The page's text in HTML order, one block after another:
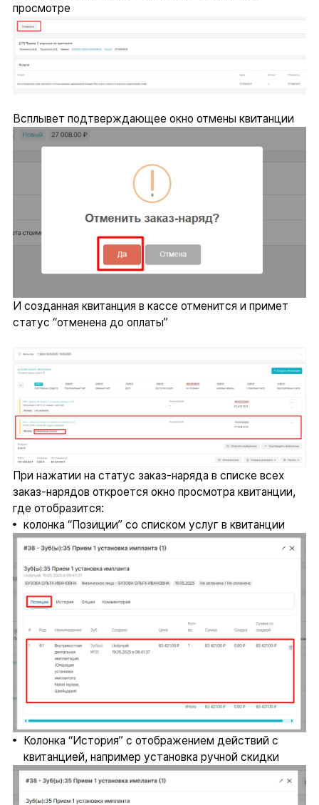
просмотре
Всплывет подтверждающее окно отмены квитанции
И созданная квитанция в кассе отменится и примет
статус “отменена до оплаты”
При нажатии на статус заказ-наряда в списке всех
заказ-нарядов откроется окно просмотра квитанции,
где отобразится:
колонка “Позиции” со списком услуг в квитанции
Колонка “История” с отображением действий с
квитанцией, например установка ручной скидки